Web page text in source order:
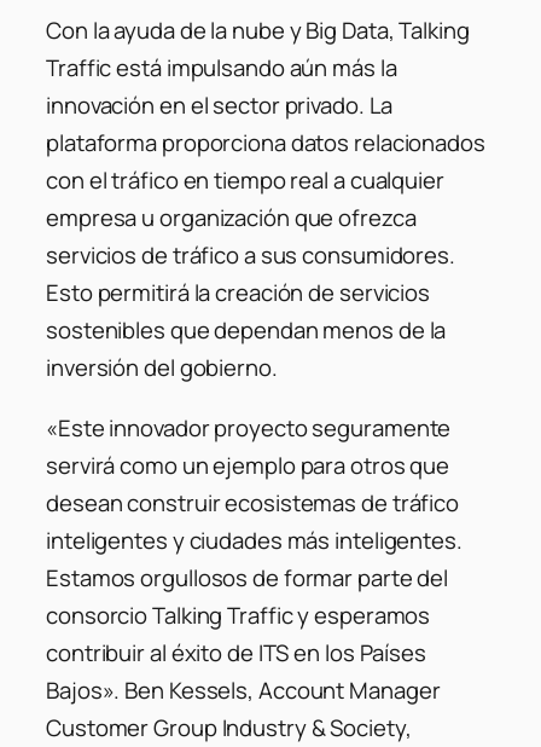
Con la ayuda de la nube y Big Data, Talking
Traffic está impulsando aún más la
innovación en el sector privado. La
plataforma proporciona datos relacionados
con el tráfico en tiempo real a cualquier
empresa u organización que ofrezca
servicios de tráfico a sus consumidores.
Esto permitirá la creación de servicios
sostenibles que dependan menos de la
inversión del gobierno.
«Este innovador proyecto seguramente
servirá como un ejemplo para otros que
desean construir ecosistemas de tráfico
inteligentes y ciudades más inteligentes.
Estamos orgullosos de formar parte del
consorcio Talking Traffic y esperamos
contribuir al éxito de ITS en los Países
Bajos». Ben Kessels, Account Manager
Customer Group Industry & Society,